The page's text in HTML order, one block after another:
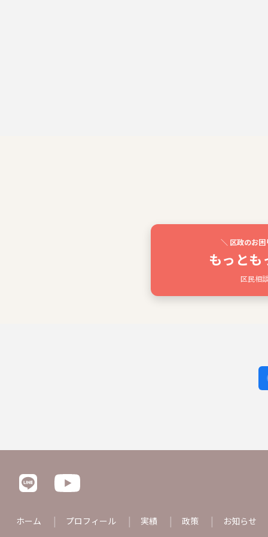
＼ 区政のお
もっとも
区民相
ホーム プロフィール 実績 政策 お知らせ